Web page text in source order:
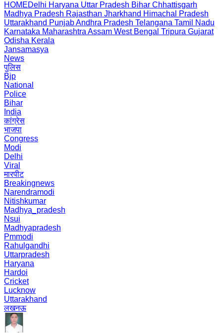
HOMEDelhi Haryana Uttar Pradesh Bihar Chhattisgarh
Madhya Pradesh Rajasthan Jharkhand Himachal Pradesh
Uttarakhand PunjabAndhra Pradesh Telangana Tamil Nadu
Karnataka Maharashtra Assam West Bengal Tripura Gujarat
Odisha Kerala
Jansamasya
News
पुलिस
Bjp
National
Police
Bihar
India
कांग्रेस
भाजपा
Congress
Modi
Delhi
Viral
मारपीट
Breakingnews
Narendramodi
Nitishkumar
Madhya_pradesh
Nsui
Madhyapradesh
Pmmodi
Rahulgandhi
Uttarpradesh
Haryana
Hardoi
Cricket
Lucknow
Uttarakhand
लखनऊ